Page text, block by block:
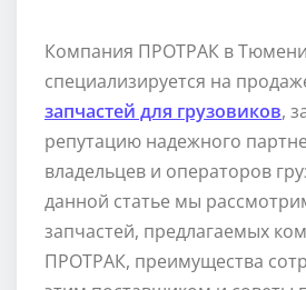
Компания ПРОТРАК в Тюмени
специализируется на
запчастей для грузовиков,
репутацию надежного
владельцев и операторов
данной статье мы
запчастей, предлагаемых
ПРОТРАК, преимущества